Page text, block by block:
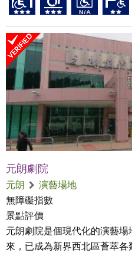
元朗劇院
元朗
演藝場地
無障礙指數
景點評價
元朗劇院是個現代化的演藝
來，已成為新界西北區薈萃